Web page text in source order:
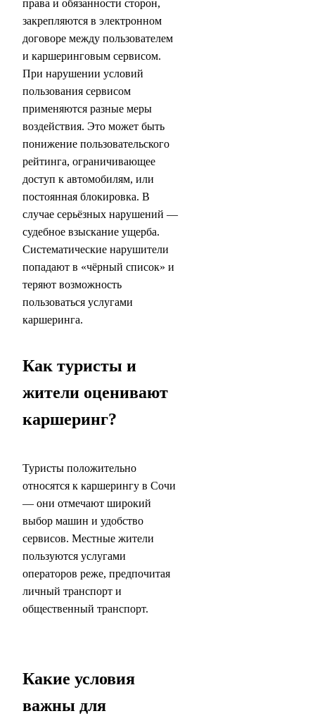
права и обязанности сторон,
закрепляются в электронном
договоре между пользователем
и каршеринговым сервисом.
При нарушении условий
пользования сервисом
применяются разные меры
воздействия. Это может быть
понижение пользовательского
рейтинга, ограничивающее
доступ к автомобилям, или
постоянная блокировка. В
случае серьёзных нарушений —
судебное взыскание ущерба.
Систематические нарушители
попадают в «чёрный список» и
теряют возможность
пользоваться услугами
каршеринга.
Как туристы и
жители оценивают
каршеринг?
Туристы положительно
относятся к каршерингу в Сочи
— они отмечают широкий
выбор машин и удобство
сервисов. Местные жители
пользуются услугами
операторов реже, предпочитая
личный транспорт и
общественный транспорт.
Какие условия
важны для